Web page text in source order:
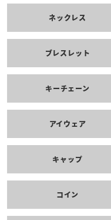
ネックレス
ブレスレット
キーチェーン
アイウェア
キャップ
コイン